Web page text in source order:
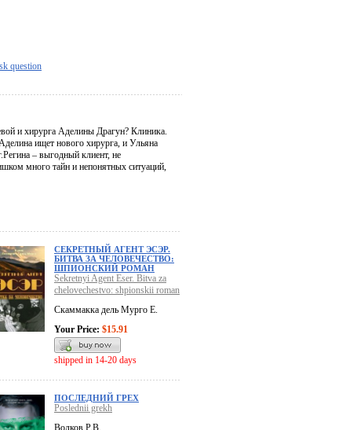
question
и хирурга Аделины Драгун? Клиника.
ищет нового хирурга, и Ульяна
– выгодный клиент, не
много тайн и непонятных ситуаций,
СЕКРЕТНЫЙ АГЕНТ ЭСЭР.
БИТВА ЗА ЧЕЛОВЕЧЕСТВО:
ШПИОНСКИЙ РОМАН
Sekretnyi Agent Eser. Bitva za
chelovechestvo: shpionskii roman
Скаммакка дель Мурго Е.
Your Price: $15.91
shipped in 14-20 days
ПОСЛЕДНИЙ ГРЕХ
Poslednii grekh
Волков Р.В.